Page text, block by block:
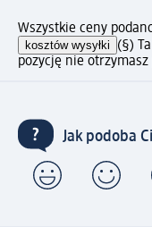
Wszystkie ceny
kosztów wysyłki (§)
pozycję nie otrzymasz
Jak podoba